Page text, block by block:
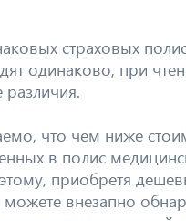
страховых
одинаково, при
различия.
что чем ниже
в полис
приобретя
внезапно